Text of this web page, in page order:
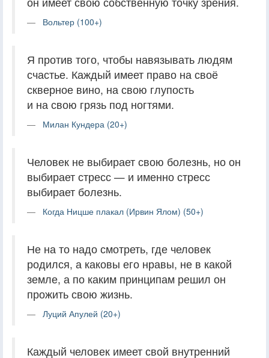
Вольтер (100+)
Я против того, чтобы навязывать людям
счастье. Каждый имеет право на своё
скверное вино, на свою глупость
и на свою грязь под ногтями.
Милан Кундера (20+)
Человек не выбирает свою болезнь, но он
выбирает стресс — и именно стресс
выбирает болезнь.
Когда Ницше плакал (Ирвин Ялом) (50+)
Не на то надо смотреть, где человек
родился, а каковы его нравы, не в какой
земле, а по каким принципам решил он
прожить свою жизнь.
Луций Апулей (20+)
Каждый человек имеет свой внутренний